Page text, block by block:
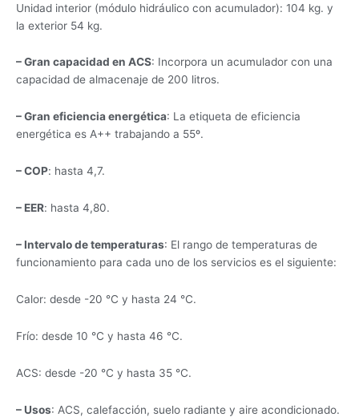
Unidad interior (módulo hidráulico con acumulador): 104 kg. y
la exterior 54 kg.
– Gran capacidad en ACS: Incorpora un acumulador con una
capacidad de almacenaje de 200 litros.
– Gran eficiencia energética: La etiqueta de eficiencia
energética es A++ trabajando a 55º.
– COP: hasta 4,7.
– EER: hasta 4,80.
– Intervalo de temperaturas: El rango de temperaturas de
funcionamiento para cada uno de los servicios es el siguiente:
Calor: desde -20 °C y hasta 24 °C.
Frío: desde 10 °C y hasta 46 °C.
ACS: desde -20 °C y hasta 35 °C.
– Usos: ACS, calefacción, suelo radiante y aire acondicionado.